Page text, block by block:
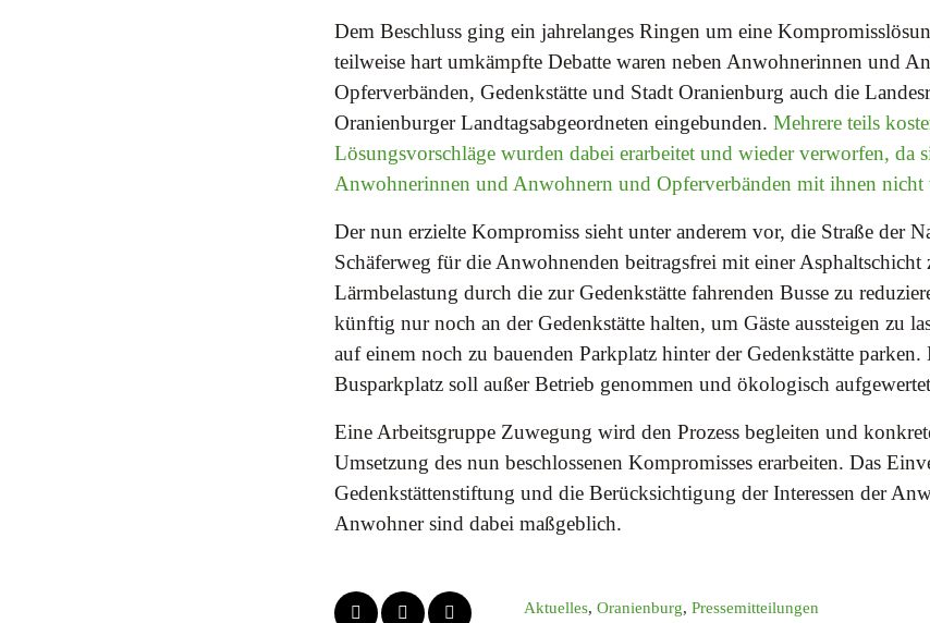
Dem Beschluss ging ein jahrelanges Ringen um eine
teilweise hart umkämpfte Debatte waren neben Anwohnerinnen und
Opferverbänden, Gedenkstätte und Stadt Oranienburg auch die
Oranienburger Landtagsabgeordneten eingebunden. Mehrere teils
Lösungsvorschläge wurden dabei erarbeitet und wieder verworfen, da
Anwohnerinnen und Anwohnern und Opferverbänden mit ihnen nicht
Der nun erzielte Kompromiss sieht unter anderem vor, die Straße der
Schäferweg für die Anwohnenden beitragsfrei mit einer Asphaltschicht
Lärmbelastung durch die zur Gedenkstätte fahrenden Busse zu
künftig nur noch an der Gedenkstätte halten, um Gäste aussteigen zu
auf einem noch zu bauenden Parkplatz hinter der Gedenkstätte parken.
Busparkplatz soll außer Betrieb genommen und ökologisch
Eine Arbeitsgruppe Zuwegung wird den Prozess begleiten und
Umsetzung des nun beschlossenen Kompromisses erarbeiten. Das
Gedenkstättenstiftung und die Berücksichtigung der Interessen der
Anwohner sind dabei maßgeblich.
Aktuelles, Oranienburg, Pressemitteilungen